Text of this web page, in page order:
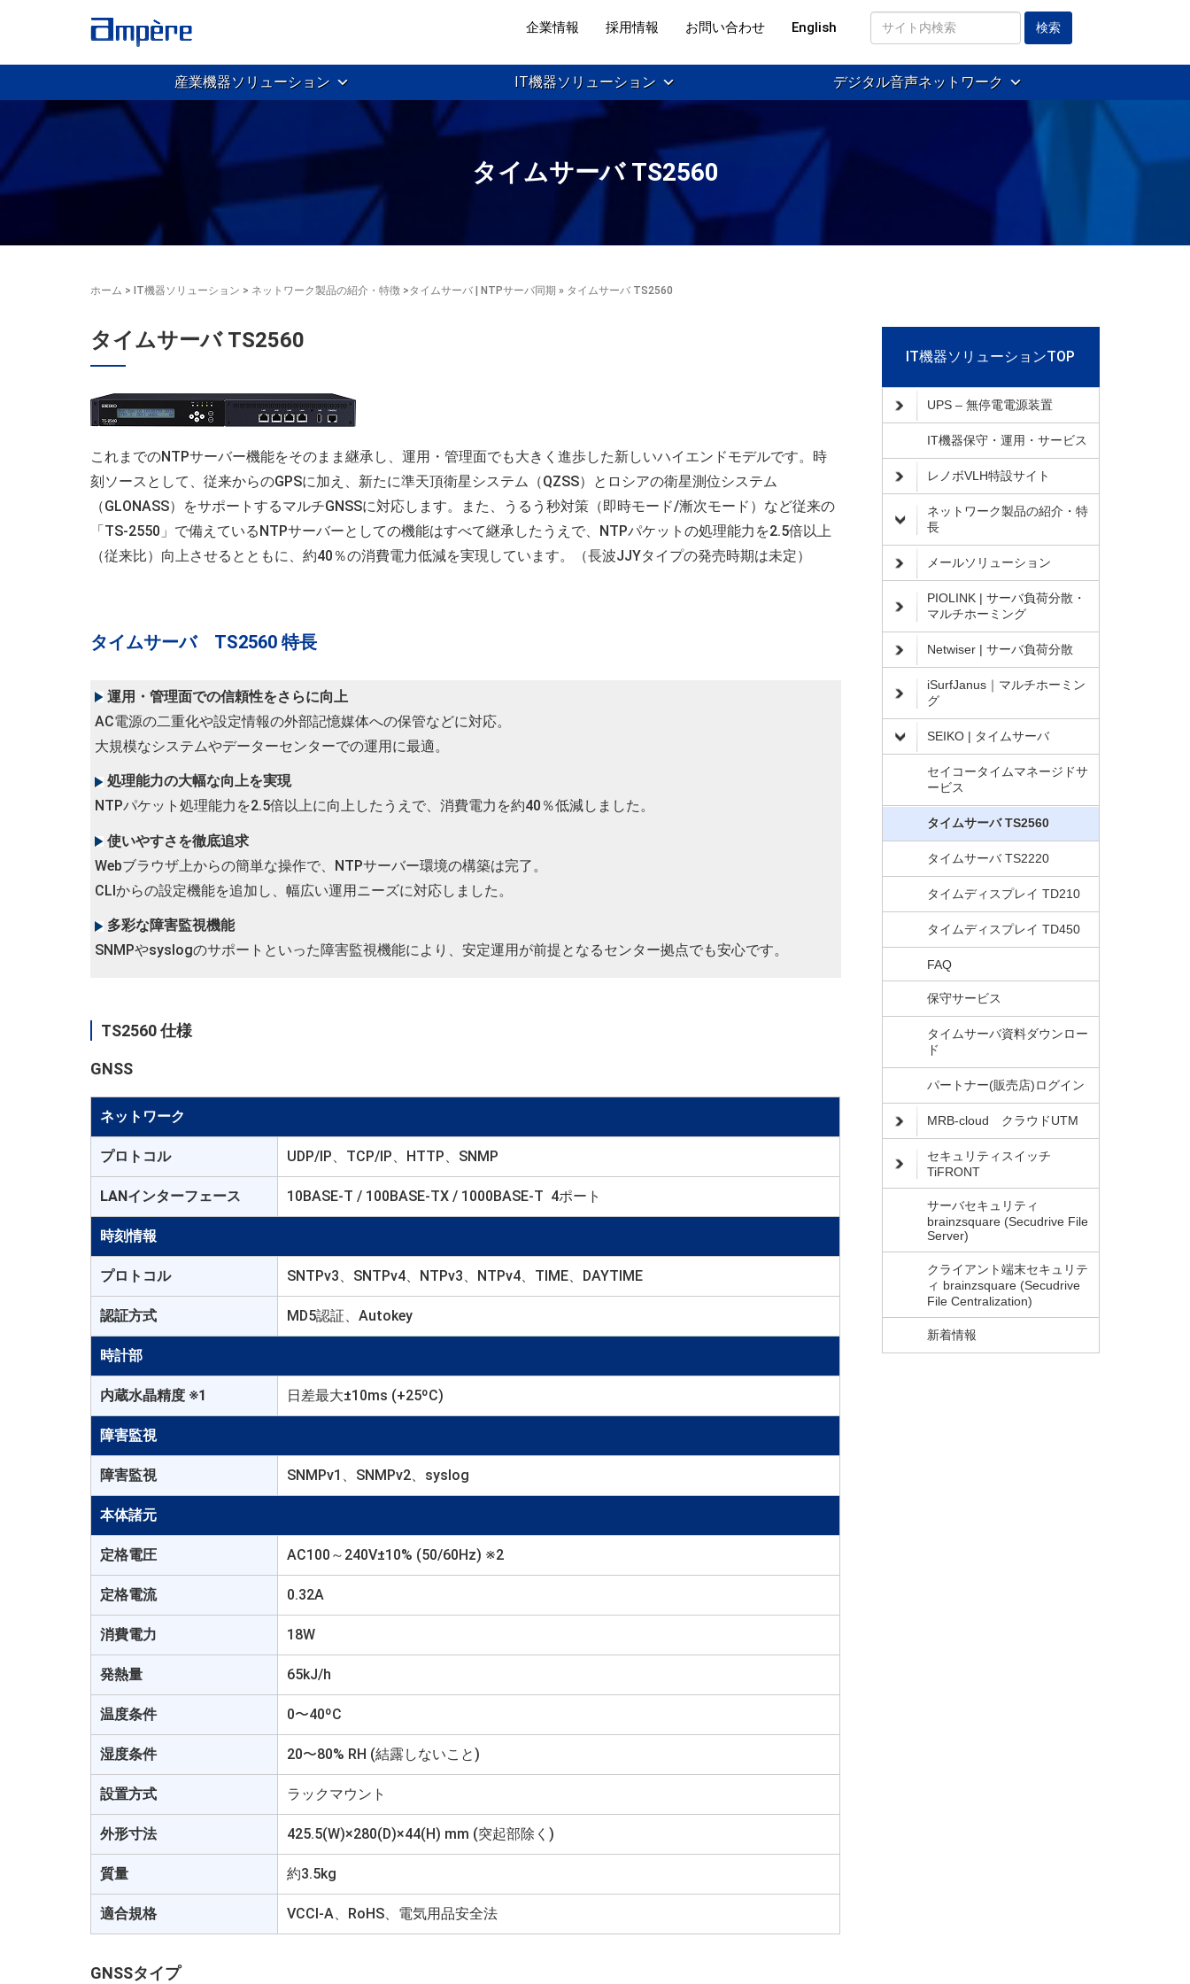
企業情報 採用情報 お問い合わせ English
サ
イ
ト
産業機器ソリューション IT機器ソリューション デジタル音声ネットワーク
タイムサーバ TS2560
ホーム > IT機器ソリューション > ネットワーク製品の紹介・特徴 >タイムサーバ | NTPサーバ同期 » タイムサーバ TS2560
タイムサーバ TS2560
これまでのNTPサーバー機能をそのまま継承し、運用・管理面でも大きく進歩した新しいハイエンドモデルです。時
刻ソースとして、従来からのGPSに加え、新たに準天頂衛星システム（QZSS）とロシアの衛星測位システム
（GLONASS）をサポートするマルチGNSSに対応します。また、うるう秒対策（即時モード/漸次モード）など従来の
「TS-2550」で備えているNTPサーバーとしての機能はすべて継承したうえで、NTPパケットの処理能力を2.5倍以上
（従来比）向上させるとともに、約40％の消費電力低減を実現しています。（長波JJYタイプの発売時期は未定）
タイムサーバ TS2560 特長
運用・管理面での信頼性をさらに向上
AC電源の二重化や設定情報の外部記憶媒体への保管などに対応。
大規模なシステムやデーターセンターでの運用に最適。
処理能力の大幅な向上を実現
NTPパケット処理能力を2.5倍以上に向上したうえで、消費電力を約40％低減しました。
使いやすさを徹底追求
Webブラウザ上からの簡単な操作で、NTPサーバー環境の構築は完了。
CLIからの設定機能を追加し、幅広い運用ニーズに対応しました。
多彩な障害監視機能
SNMPやsyslogのサポートといった障害監視機能により、安定運用が前提となるセンター拠点でも安心です。
TS2560 仕様
GNSS
ネットワーク
プロトコル UDP/IP、TCP/IP、HTTP、SNMP
LANインターフェース 10BASE-T / 100BASE-TX / 1000BASE-T 4ポート
時刻情報
プロトコル SNTPv3、SNTPv4、NTPv3、NTPv4、TIME、DAYTIME
認証方式 MD5認証、Autokey
時計部
内蔵水晶精度 ※1 日差最大±10ms (+25ºC)
障害監視
障害監視 SNMPv1、SNMPv2、syslog
本体諸元
定格電圧 AC100～240V±10% (50/60Hz) ※2
定格電流 0.32A
消費電力 18W
発熱量 65kJ/h
温度条件 0〜40ºC
湿度条件 20〜80% RH (結露しないこと)
設置方式 ラックマウント
外形寸法 425.5(W)×280(D)×44(H) mm (突起部除く)
質量 約3.5kg
適合規格 VCCI-A、RoHS、電気用品安全法
GNSSタイプ
IT機器ソリューションTOP
UPS – 無停電電源装置
IT機器保守・運用・サービス
レノボVLH特設サイト
ネットワーク製品の紹介・特
長
メールソリューション
PIOLINK | サーバ負荷分散・
マルチホーミング
Netwiser | サーバ負荷分散
iSurfJanus｜マルチホーミン
グ
SEIKO | タイムサーバ
セイコータイムマネージドサ
ービス
タイムサーバ TS2560
タイムサーバ TS2220
タイムディスプレイ TD210
タイムディスプレイ TD450
FAQ
保守サービス
タイムサーバ資料ダウンロー
ド
パートナー(販売店)ログイン
MRB-cloud クラウドUTM
セキュリティスイッチ
TiFRONT
サーバセキュリティ
brainzsquare (Secudrive File
Server)
クライアント端末セキュリテ
ィ brainzsquare (Secudrive
File Centralization)
新着情報